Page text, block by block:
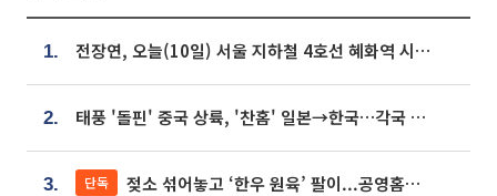
1. 전장연, 오늘(10일) 서울 지하철 4호선 혜화역 시위…1호선 용산역 무정차
2. 태풍 '돌핀' 중국 상륙, '찬홈' 일본→한국…각국 기상청 예상 경로는?
3. 단독 젖소 섞어놓고 ‘한우 원육’ 팔이...공영홈쇼핑 표기·검증 구멍